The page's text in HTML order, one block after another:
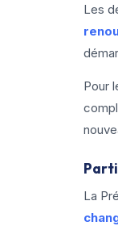
Les
Pour
La